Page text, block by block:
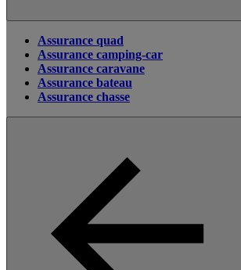
Assurance quad
Assurance camping-car
Assurance caravane
Assurance bateau
Assurance chasse